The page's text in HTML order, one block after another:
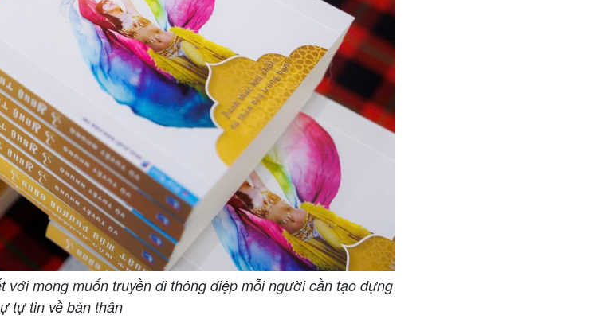
với mong muốn truyền đi thông điệp mỗi người cần tạo dựng
tự tin về bản thân